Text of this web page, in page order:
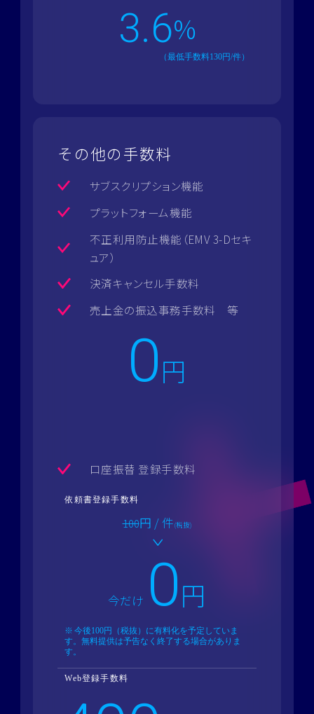
3.6%
（最低手数料130円/件）
その他の手数料
サブスクリプション機能
プラットフォーム機能
不正利用防止機能（EMV 3-Dセキ
ュア）
決済キャンセル手数料
売上金の振込事務手数料 等
0円
口座振替 登録手数料
依頼書登録手数料
100円 / 件(税抜)
今だけ 0円
今後100円（税抜）に有料化を予定していま
す。無料提供は予告なく終了する場合がありま
す。
Web登録手数料